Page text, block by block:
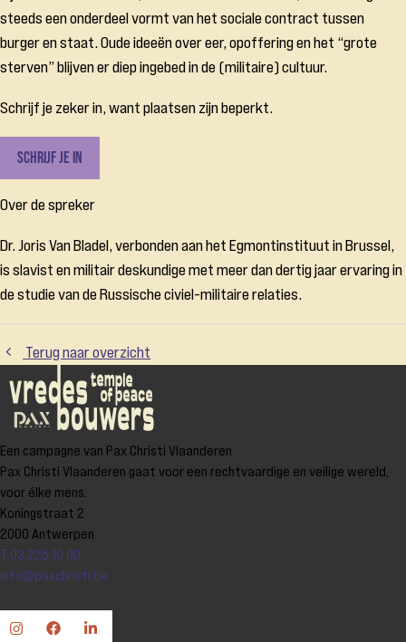
steeds een onderdeel vormt van het sociale contract tussen
burger en staat. Oude ideeën over eer, opoffering en het “grote
sterven” blijven er diep ingebed in de (militaire) cultuur.
Schrijf je zeker in, want plaatsen zijn beperkt.
Schrijf je in
Over de spreker
Dr. Joris Van Bladel, verbonden aan het Egmontinstituut in Brussel,
is slavist en militair deskundige met meer dan dertig jaar ervaring in
de studie van de Russische civiel-militaire relaties.
Terug naar overzicht
Een campagne van Pax Christi Vlaanderen
Pax Christi Vlaanderen gaat voor een rechtvaardige en veilige wereld,
voor élke mens.
Koningstraat 2
2000 Antwerpen
T 03 225 10 00
info@paxchristi.be